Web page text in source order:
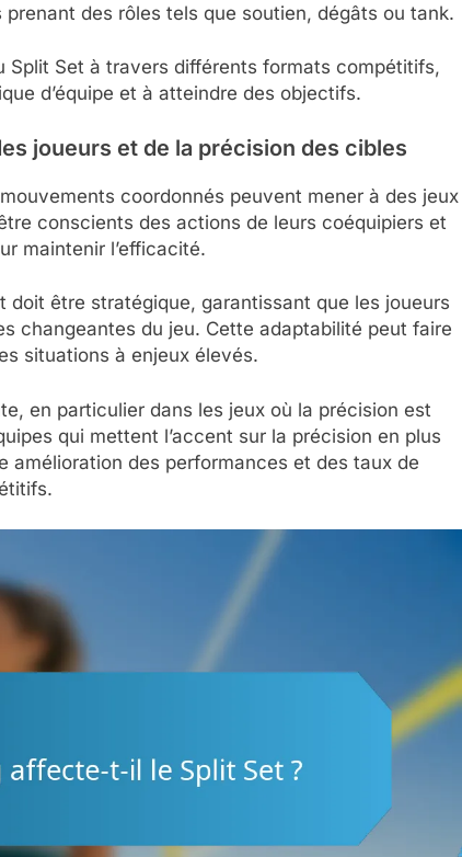
des rôles tels que soutien, dégâts ou tank.
Set à travers différents formats compétitifs,
d’équipe et à atteindre des objectifs.
joueurs et de la précision des cibles
coordonnés peuvent mener à des jeux
conscients des actions de leurs coéquipiers et
maintenir l’efficacité.
doit être stratégique, garantissant que les joueurs
changeantes du jeu. Cette adaptabilité peut faire
situations à enjeux élevés.
en particulier dans les jeux où la précision est
qui mettent l’accent sur la précision en plus
des performances et des taux de